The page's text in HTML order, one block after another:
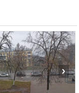
›